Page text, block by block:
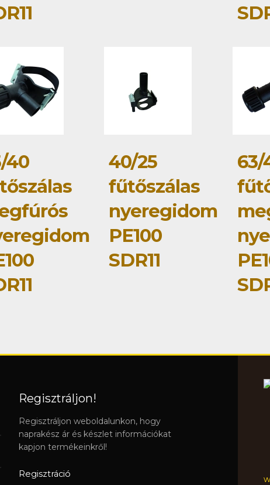
40
40/25
fűtőszálas
nyeregidom
PE100
SDR11
63/
Regisztráljon!
Regisztráljon weboldalunkon, hogy
naprakész ár és készlet információkat
kapjon termékeinkről!
Regisztráció